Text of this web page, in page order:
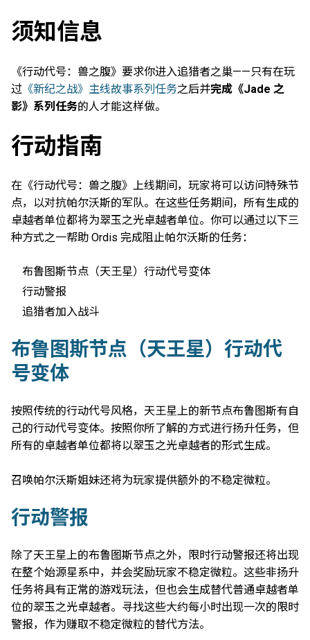
须知信息
《行动代号：兽之腹》要求你进入追猎者之巢——只有在玩
过 《新纪之战》主线故事系列任务之后并完成《Jade 之
影》系列任务的人才能这样做。
行动指南
在《行动代号：兽之腹》上线期间，玩家将可以访问特殊节
点，以对抗帕尔沃斯的军队。在这些任务期间，所有生成的
卓越者单位都将为翠玉之光卓越者单位。你可以通过以下三
种方式之一帮助 Ordis 完成阻止帕尔沃斯的任务：
布鲁图斯节点（天王星）行动代号变体
行动警报
追猎者加入战斗
布鲁图斯节点（天王星）行动代
号变体
按照传统的行动代号风格，天王星上的新节点布鲁图斯有自
己的行动代号变体。按照你所了解的方式进行扬升任务，但
所有的卓越者单位都将以翠玉之光卓越者的形式生成。
召唤帕尔沃斯姐妹还将为玩家提供额外的不稳定微粒。
行动警报
除了天王星上的布鲁图斯节点之外，限时行动警报还将出现
在整个始源星系中，并会奖励玩家不稳定微粒。这些非扬升
任务将具有正常的游戏玩法，但也会生成替代普通卓越者单
位的翠玉之光卓越者。寻找这些大约每小时出现一次的限时
警报，作为赚取不稳定微粒的替代方法。